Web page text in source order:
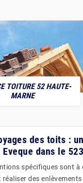
TOITURE 52 HAUTE-
MARNE
des toits :
dans le
spécifiques sont
des